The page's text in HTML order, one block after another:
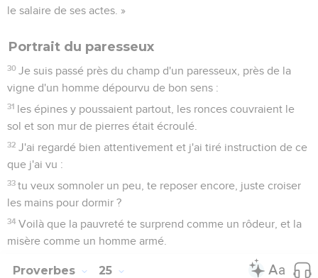
le salaire de ses actes. »
Portrait du paresseux
30 Je suis passé près du champ d'un paresseux, près de la
vigne d'un homme dépourvu de bon sens :
31 les épines y poussaient partout, les ronces couvraient le
sol et son mur de pierres était écroulé.
32 J'ai regardé bien attentivement et j'ai tiré instruction de ce
que j'ai vu :
33 tu veux somnoler un peu, te reposer encore, juste croiser
les mains pour dormir ?
34 Voilà que la pauvreté te surprend comme un rôdeur, et la
misère comme un homme armé.
Proverbes 25